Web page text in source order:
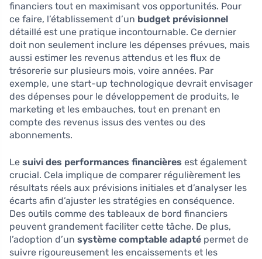
financiers tout en maximisant vos opportunités. Pour
ce faire, l’établissement d’un budget prévisionnel
détaillé est une pratique incontournable. Ce dernier
doit non seulement inclure les dépenses prévues, mais
aussi estimer les revenus attendus et les flux de
trésorerie sur plusieurs mois, voire années. Par
exemple, une start-up technologique devrait envisager
des dépenses pour le développement de produits, le
marketing et les embauches, tout en prenant en
compte des revenus issus des ventes ou des
abonnements.
Le suivi des performances financières est également
crucial. Cela implique de comparer régulièrement les
résultats réels aux prévisions initiales et d’analyser les
écarts afin d’ajuster les stratégies en conséquence.
Des outils comme des tableaux de bord financiers
peuvent grandement faciliter cette tâche. De plus,
l’adoption d’un système comptable adapté permet de
suivre rigoureusement les encaissements et les